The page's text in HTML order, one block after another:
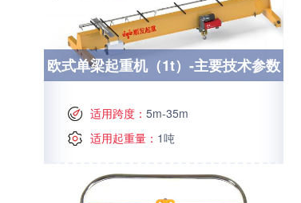
欧式单梁起重机（1t）-主要技术参数
适用跨度： 5m-35m
适用起重量： 1吨